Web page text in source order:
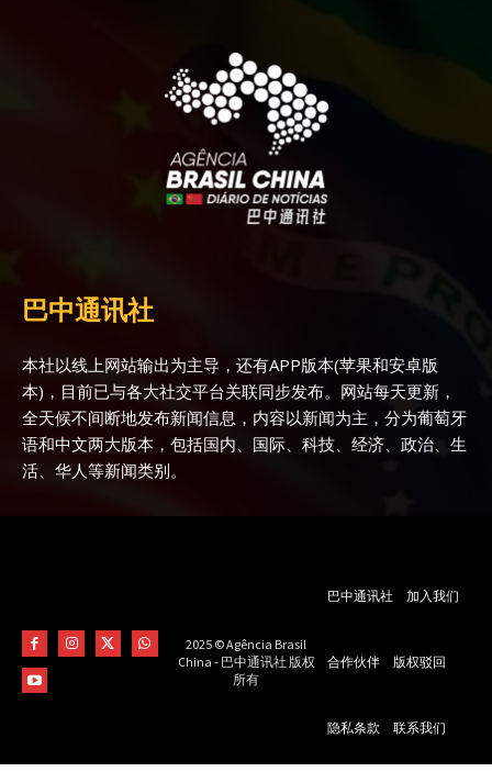
巴中通讯社
本社以线上网站输出为主导，还有APP版本(苹果和安卓版
本)，目前已与各大社交平台关联同步发布。网站每天更新，
全天候不间断地发布新闻信息，内容以新闻为主，分为葡萄牙
语和中文两大版本，包括国内、国际、科技、经济、政治、生
活、华人等新闻类别。
2025 © Agência Brasil
China - 巴中通讯社 版权
所有
巴中通讯社 加入我们
合作伙伴 版权驳回
隐私条款 联系我们